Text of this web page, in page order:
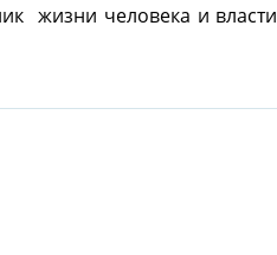
жизни человека и